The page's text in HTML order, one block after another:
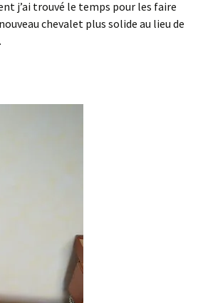
j’ai trouvé le temps pour les faire
chevalet plus solide au lieu de